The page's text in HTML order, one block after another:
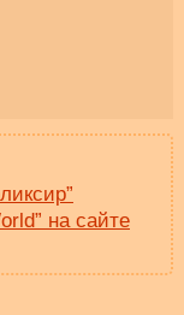
на сайте